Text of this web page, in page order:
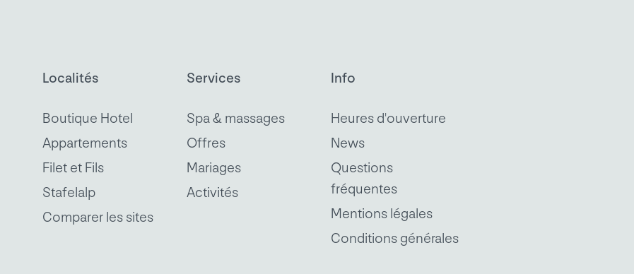
Localités
Boutique Hotel
Appartements
Filet et Fils
Stafelalp
Comparer les sites
Services
Spa & massages
Offres
Mariages
Activités
Info
Heures d'ouverture
News
Questions
fréquentes
Mentions légales
Conditions générales